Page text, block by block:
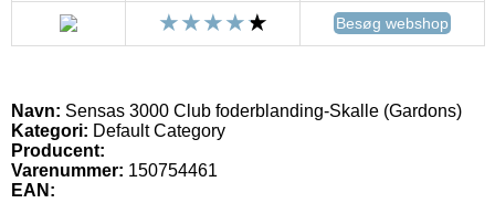
Besøg webshop
Navn: Sensas 3000 Club foderblanding-Skalle (Gardons)
Kategori: Default Category
Producent:
Varenummer: 150754461
EAN: